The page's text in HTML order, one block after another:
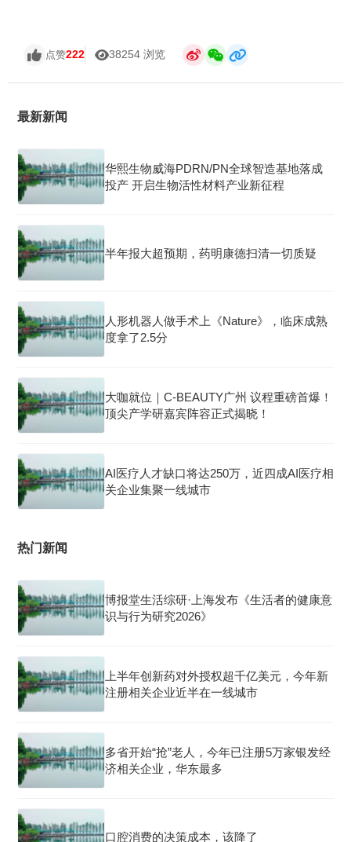
点赞222 38254 浏览
最新新闻
华熙生物威海PDRN/PN全球智造基地落成
投产 开启生物活性材料产业新征程
半年报大超预期，药明康德扫清一切质疑
人形机器人做手术上《Nature》，临床成熟
度拿了2.5分
大咖就位｜C-BEAUTY广州 议程重磅首爆！
顶尖产学研嘉宾阵容正式揭晓！
AI医疗人才缺口将达250万，近四成AI医疗相
关企业集聚一线城市
热门新闻
博报堂生活综研·上海发布《生活者的健康意
识与行为研究2026》
上半年创新药对外授权超千亿美元，今年新
注册相关企业近半在一线城市
多省开始“抢”老人，今年已注册5万家银发经
济相关企业，华东最多
口腔消费的决策成本，该降了